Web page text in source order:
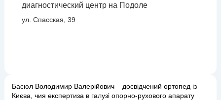
диагностический центр на Подоле
ул. Спасская, 39
Басюл Володимир Валерійович – досвідчений ортопед із
Києва, чия експертиза в галузі опорно-рухового апарату